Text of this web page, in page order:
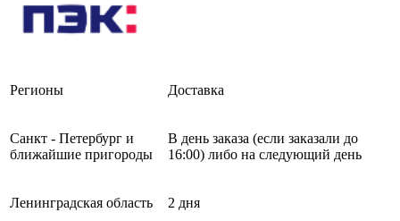
Регионы Доставка
Санкт - Петербург и
ближайшие пригороды
В день заказа (если заказали до
16:00) либо на следующий день
Ленинградская область 2 дня